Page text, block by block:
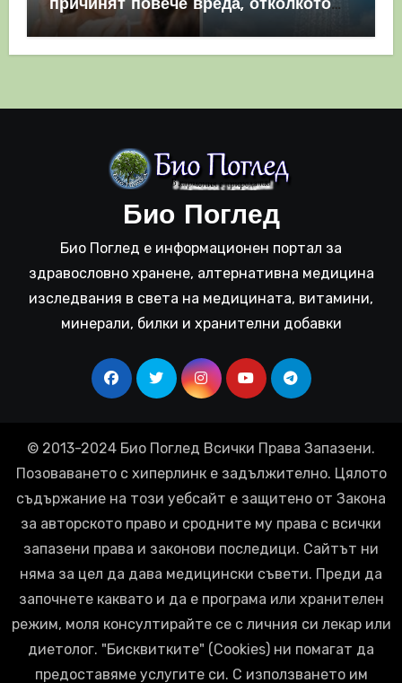
причинят повече вреда, отколкото
полза
Био Поглед
Био Поглед е информационен портал за
здравословно хранене, алтернативна медицина
изследвания в света на медицината, витамини,
минерали, билки и хранителни добавки
© 2013-2024 Био Поглед Всички Права Запазени.
Позоваването с хиперлинк е задължително. Цялото
съдържание на този уебсайт е защитено от Закона
за авторското право и сродните му права с всички
запазени права и законови последици. Сайтът ни
няма за цел да дава медицински съвети. Преди да
започнете каквато и да е програма или хранителен
режим, моля консултирайте се с личния си лекар или
диетолог. "Бисквитките" (Cookies) ни помагат да
предоставяме услугите си. С използването им